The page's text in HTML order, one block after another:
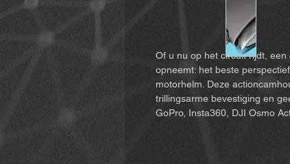
Of u nu op het circuit rijdt,
opneemt: het beste
motorhelm. Deze
trillingsarme bevestiging en
GoPro, Insta360, DJI Osmo